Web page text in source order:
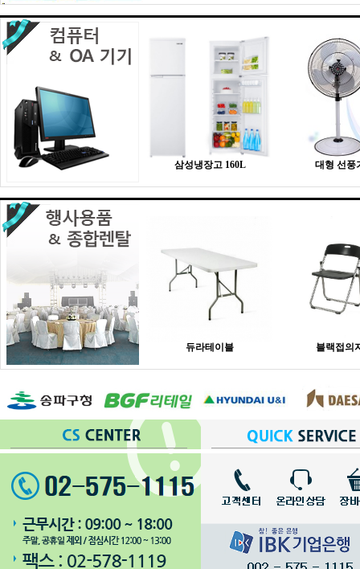
삼성냉장고 160L 대형 선풍
듀라테이블 블랙접의